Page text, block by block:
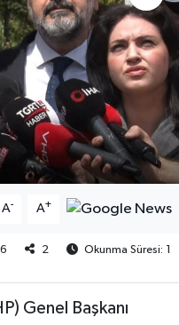
A- A+
2
Okunma Süresi: 1
Genel Başkanı